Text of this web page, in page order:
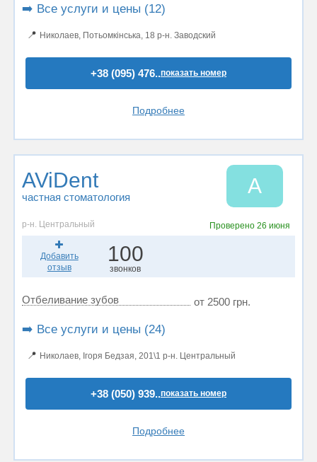
➡️ Все услуги и цены (12)
📍 Николаев, Потьомкінська, 18 р-н. Заводский
+38 (095) 476..показать номер
Подробнее
AViDent
частная стоматология A
р-н. Центральный Проверено 26 июня
Добавить
отзыв
100
звонков
Отбеливание зубов от 2500 грн.
➡️ Все услуги и цены (24)
📍 Николаев, Ігоря Бедзая, 201\1 р-н. Центральный
+38 (050) 939..показать номер
Подробнее